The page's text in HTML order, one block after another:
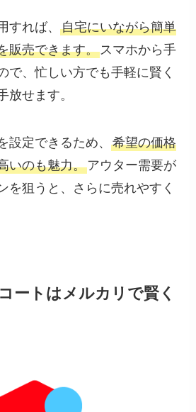
すれば、自宅にいながら簡単
販売できます。 スマホから手
で、忙しい方でも手軽に賢く
放せます。
設定できるため、希望の価格
いのも魅力。アウター需要が
を狙うと、さらに売れやすく
ートはメルカリで賢く